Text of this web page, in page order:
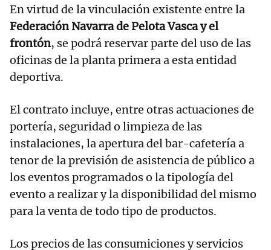
En virtud de la vinculación existente entre la
Federación Navarra de Pelota Vasca y el
frontón, se podrá reservar parte del uso de las
oficinas de la planta primera a esta entidad
deportiva.
El contrato incluye, entre otras actuaciones de
portería, seguridad o limpieza de las
instalaciones, la apertura del bar-cafetería a
tenor de la previsión de asistencia de público a
los eventos programados o la tipología del
evento a realizar y la disponibilidad del mismo
para la venta de todo tipo de productos.
Los precios de las consumiciones y servicios